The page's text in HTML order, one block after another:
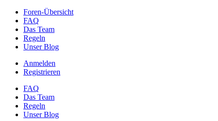
Foren-Übersicht
FAQ
Das Team
Regeln
Unser Blog
Anmelden
Registrieren
FAQ
Das Team
Regeln
Unser Blog